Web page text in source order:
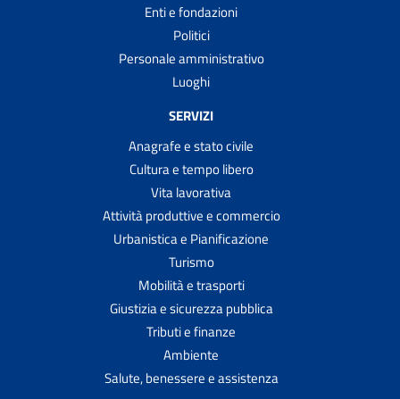
Enti e fondazioni
Politici
Personale amministrativo
Luoghi
SERVIZI
Anagrafe e stato civile
Cultura e tempo libero
Vita lavorativa
Attività produttive e commercio
Urbanistica e Pianificazione
Turismo
Mobilità e trasporti
Giustizia e sicurezza pubblica
Tributi e finanze
Ambiente
Salute, benessere e assistenza